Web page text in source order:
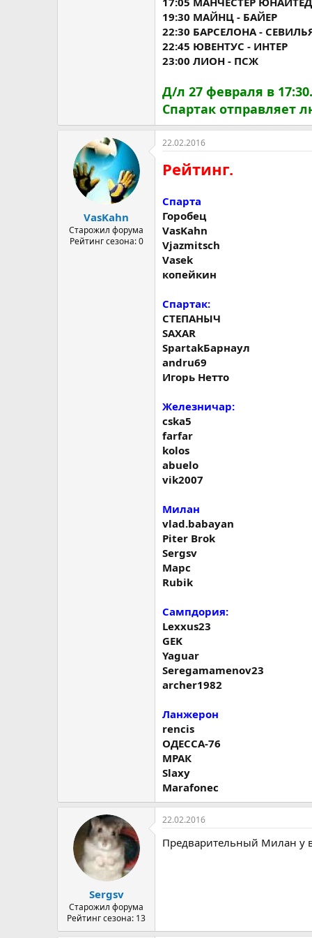
19:30 МАЙНЦ - БАЙЕР
22:30 БАРСЕЛОНА -
22:45 ЮВЕНТУС - ИНТЕР
23:00 ЛИОН - ПСЖ
Д/л 27 февраля в 17:30.
Спартак отправляет
VasKahn
Старожил форума
Рейтинг сезона: 0
22.02.2016
Рейтинг.
Спарта
Горобец
VasKahn
Vjazmitsch
Vasek
копейкин
Спартак:
СТЕПАНЫЧ
SAXAR
SpartakБарнаул
andru69
Игорь Нетто
Железничар:
cska5
farfar
kolos
abuelo
vik2007
Милан
vlad.babayan
Piter Brok
Sergsv
Марс
Rubik
Сампдория:
Lexxus23
GEK
Yaguar
Seregamamenov23
archer1982
Ланжерон
rencis
ОДЕССА-76
МРАК
Slaxy
Marafonec
Sergsv
Старожил форума
Рейтинг сезона: 13
22.02.2016
Предварительный Милан у